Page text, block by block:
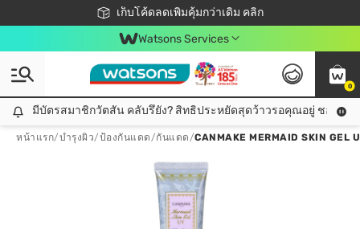
เก็บโค้ดลดเพิ่มคุ้มกว่าเดิม คลิก
ชอปออนไลน์ครั้งแรก ลดเพิ่มจุก ๆ 10%! 🎉
📦ส่งฟรี! เมื่อชอป 499฿
สมาชิกวัตสัน คลับดียังไง?
Watsons Services
0
มีบัตรสมาชิกวัตสัน คลับรึยัง? สิทธิประหยัดสุดว้าวรอคุณอยู่ ชอปคุ้มกว่าเดิม คลิก!
มีบัตรสมาชิกวัตสัน คลับรึยัง? สิทธิประหยัดสุดว้าวรอคุณอยู่ ชอปคุ้มก
หน้าแรก/บำรุงผิว/ป้องกันแดด/กันแดด/CANMAKE MERMAID SKIN GEL